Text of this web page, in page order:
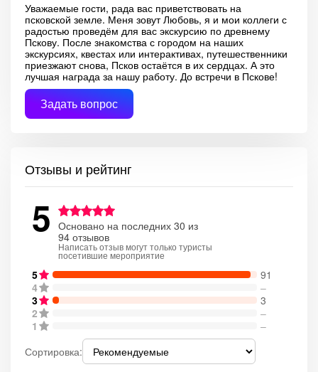
Уважаемые гости, рада вас приветствовать на
псковской земле. Меня зовут Любовь, я и мои коллеги с
радостью проведём для вас экскурсию по древнему
Пскову. После знакомства с городом на наших
экскурсиях, квестах или интерактивах, путешественники
приезжают снова, Псков остаётся в их сердцах. А это
лучшая награда за нашу работу. До встречи в Пскове!
Задать вопрос
Отзывы и рейтинг
5 Основано на последних 30 из
94 отзывов
Написать отзыв могут только туристы
посетившие мероприятие
5
91
4
–
3
3
2
–
1
–
Сортировка: